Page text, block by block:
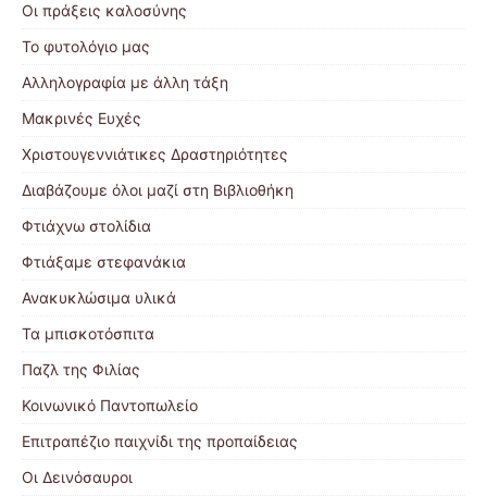
Οι πράξεις καλοσύνης
Το φυτολόγιο μας
Αλληλογραφία με άλλη τάξη
Μακρινές Ευχές
Χριστουγεννιάτικες Δραστηριότητες
Διαβάζουμε όλοι μαζί στη Βιβλιοθήκη
Φτιάχνω στολίδια
Φτιάξαμε στεφανάκια
Ανακυκλώσιμα υλικά
Τα μπισκοτόσπιτα
Παζλ της Φιλίας
Κοινωνικό Παντοπωλείο
Επιτραπέζιο παιχνίδι της προπαίδειας
Οι Δεινόσαυροι